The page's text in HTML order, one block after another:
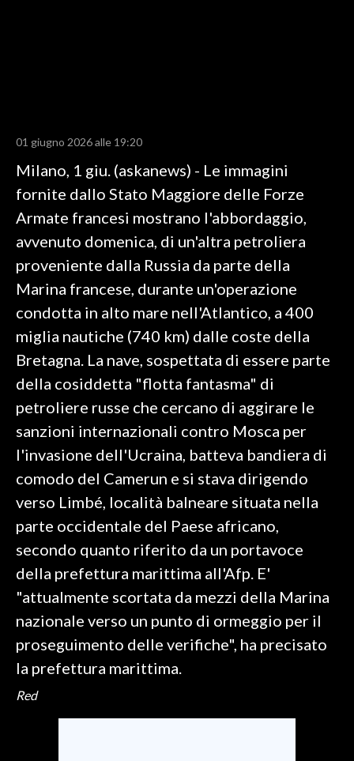
RISULTATI E CLASSIFICHE
CALCIO
CALCIO REGIONALE
BASKET
VOLLEY
MOTORI
TENNIS
ALTRI SPORT
SPETTACOLI
GOSSIP
SALUTE
SARDEGNA TURISMO
#CARAUNIONE
3 MINUTI CON
INSULARITÀ
01 giugno 2026 alle 19:20
Milano, 1 giu. (askanews) - Le immagini
fornite dallo Stato Maggiore delle Forze
Armate francesi mostrano l'abbordaggio,
avvenuto domenica, di un'altra petroliera
proveniente dalla Russia da parte della
Marina francese, durante un'operazione
condotta in alto mare nell'Atlantico, a 400
miglia nautiche (740 km) dalle coste della
Bretagna. La nave, sospettata di essere parte
della cosiddetta "flotta fantasma" di
petroliere russe che cercano di aggirare le
sanzioni internazionali contro Mosca per
l'invasione dell'Ucraina, batteva bandiera di
comodo del Camerun e si stava dirigendo
verso Limbé, località balneare situata nella
parte occidentale del Paese africano,
secondo quanto riferito da un portavoce
della prefettura marittima all'Afp. E'
"attualmente scortata da mezzi della Marina
nazionale verso un punto di ormeggio per il
proseguimento delle verifiche", ha precisato
la prefettura marittima.
Red